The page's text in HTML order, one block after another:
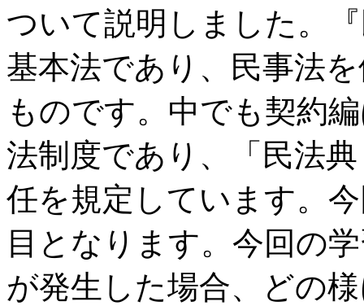
ついて説明しました。
基本法であり、民事法
ものです。中でも契約
法制度であり、「民法
任を規定しています。
目となります。今回の
が発生した場合、どの